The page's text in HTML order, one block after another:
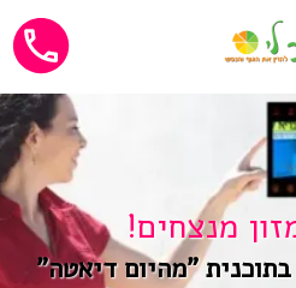
מנצחים!
"מהיום דיאטה"